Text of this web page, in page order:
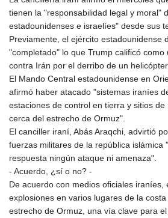
JMD
JOD
JPY
KES
KGS
KHR
KMF
KWD
KYD
LAK
LBP
tienen la "responsabilidad legal y moral"
estadounidenses e israelíes" desde sus
Previamente, el ejército estadounidense
"completado" lo que Trump calificó
contra Irán por el derribo de un
El Mando Central estadounidense en
afirmó haber atacado "sistemas iraníes
estaciones de control en tierra y sitios de
cerca del estrecho de Ormuz".
El canciller iraní, Abás Araqchi, advirtió
fuerzas militares de la república islámica
respuesta ningún ataque ni amenaza".
- Acuerdo, ¿sí o no? -
De acuerdo con medios oficiales iraníes,
explosiones en varios lugares de la
estrecho de Ormuz, una vía clave para